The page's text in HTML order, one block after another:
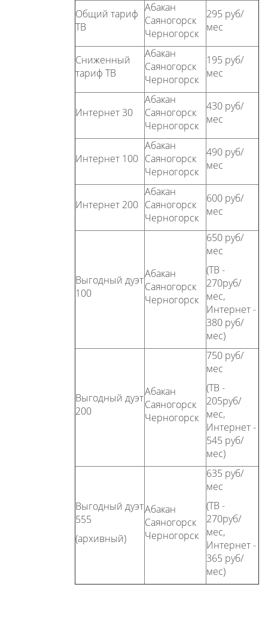
Общий тариф
ТВ
Абакан
Саяногорск
Черногорск
295 руб/
мес
Сниженный
тариф ТВ
Абакан
Саяногорск
Черногорск
195 руб/
мес
Интернет 30
Абакан
Саяногорск
Черногорск
430 руб/
мес
Интернет 100
Абакан
Саяногорск
Черногорск
490 руб/
мес
Интернет 200
Абакан
Саяногорск
Черногорск
600 руб/
мес
Выгодный дуэт
100
Абакан
Саяногорск
Черногорск
650 руб/
мес
(ТВ -
270руб/
мес,
Интернет -
380 руб/
мес)
Выгодный дуэт
200
Абакан
Саяногорск
Черногорск
750 руб/
мес
(ТВ -
205руб/
мес,
Интернет -
545 руб/
мес)
Выгодный дуэт
555
(архивный)
Абакан
Саяногорск
Черногорск
635 руб/
мес
(ТВ -
270руб/
мес,
Интернет -
365 руб/
мес)